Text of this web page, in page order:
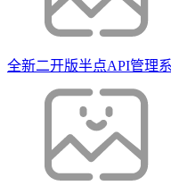
全新二开版半点API管理